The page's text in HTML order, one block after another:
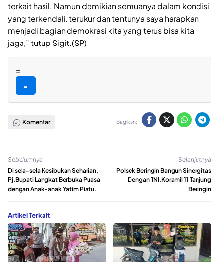
terkait hasil. Namun demikian semuanya dalam kondisi
yang terkendali, terukur dan tentunya saya harapkan
menjadi bagian demokrasi kita yang terus bisa kita
jaga,” tutup Sigit.(SP)
=
=
Komentar Bagikan:
Sebelumnya
Di sela-sela Kesibukan Seharian,
Pj.Bupati Langkat Berbuka Puasa
dengan Anak-anak Yatim Piatu.
Selanjutnya
Polsek Beringin Bangun Sinergitas
Dengan TNI,Koramil 11 Tanjung
Beringin
Artikel Terkait